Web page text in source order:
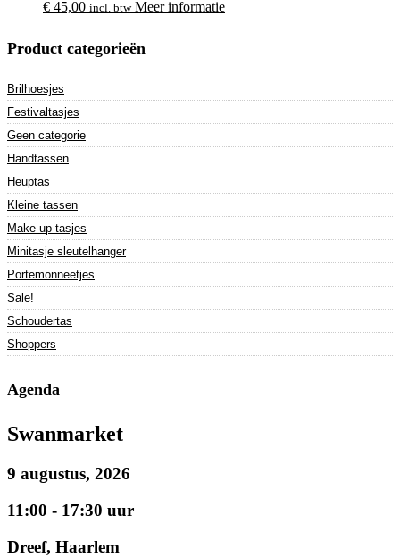
€ 45,00 incl. btw Meer informatie
Product categorieën
Brilhoesjes
Festivaltasjes
Geen categorie
Handtassen
Heuptas
Kleine tassen
Make-up tasjes
Minitasje sleutelhanger
Portemonneetjes
Sale!
Schoudertas
Shoppers
Agenda
Swanmarket
9 augustus, 2026
11:00 - 17:30 uur
Dreef, Haarlem